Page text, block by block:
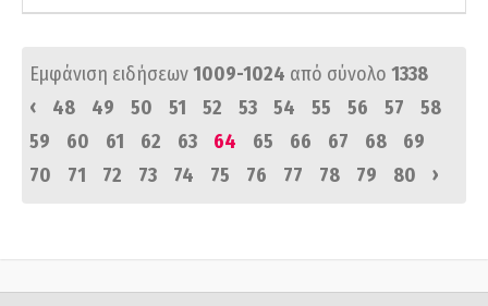
Εμφάνιση ειδήσεων1009-1024 από σύνολο 1338
‹
48 49 50 51 52 53 54 55 56 57
58
59
60 61 62 63 64 65 66 67 68
69
70
71 72 73 74 75 76 77 78 79 80 ›